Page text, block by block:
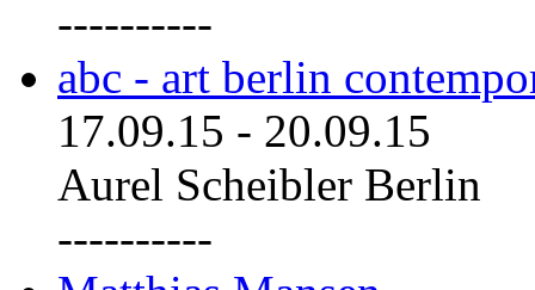
----------
abc - art berlin
17.09.15 - 20.09.15
Aurel Scheibler Berlin
----------